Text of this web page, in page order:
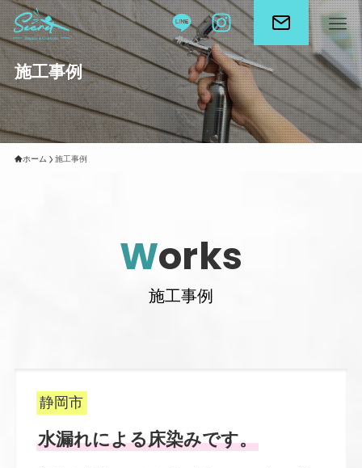
施工事例
ホーム 施工事例
Works
施工事例
静岡市
水漏れによる床染みです。